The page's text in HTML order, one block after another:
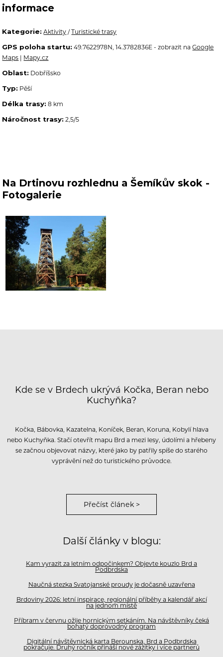
informace
Kategorie: Aktivity /Turistické trasy
GPS poloha startu: 49.7622978N, 14.3782836E - zobrazit naGoogle
Maps | Mapy.cz
Oblast: Dobříšsko
Typ: Pěší
Délka trasy: 8 km
Náročnost trasy: 2,5/5
Na Drtinovu rozhlednu a Šemíkův skok -
Fotogalerie
Kde se v Brdech ukrývá Kočka, Beran nebo
Kuchyňka?
Kočka, Bábovka, Kazatelna, Koníček, Beran, Koruna, Kobylí hlava
nebo Kuchyňka. Stačí otevřít mapu Brd a mezi lesy, údolími a hřebeny
se začnou objevovat názvy, které jako by patřily spíše do starého
vyprávění než do turistického průvodce.
Přečíst článek >
Další články v blogu:
Kam vyrazit za letním odpočinkem? Objevte kouzlo Brd a
Podbrdska
Naučná stezka Svatojanské proudy je dočasně uzavřena
Brdoviny 2026: letní inspirace, regionální příběhy a kalendář akcí
na jednom místě
Příbram v červnu ožije hornickým setkáním. Na návštěvníky čeká
bohatý doprovodný program
Digitální návštěvnická karta Berounska, Brd a Podbrdska
pokračuje. Druhý ročník přináší nové zážitky i více partnerů